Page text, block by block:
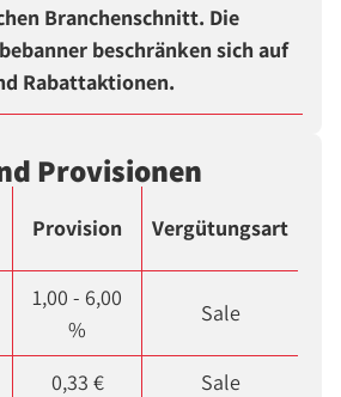
Branchenschnitt. Die
beschränken sich auf
Rabattaktionen.
Provisionen
Provision Vergütungsart
1,00 - 6,00
%
Sale
0,33 € Sale